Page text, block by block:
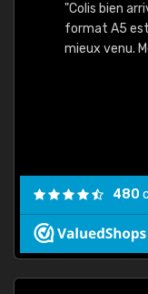
"Colis bien
format A5
mieux venu.
480